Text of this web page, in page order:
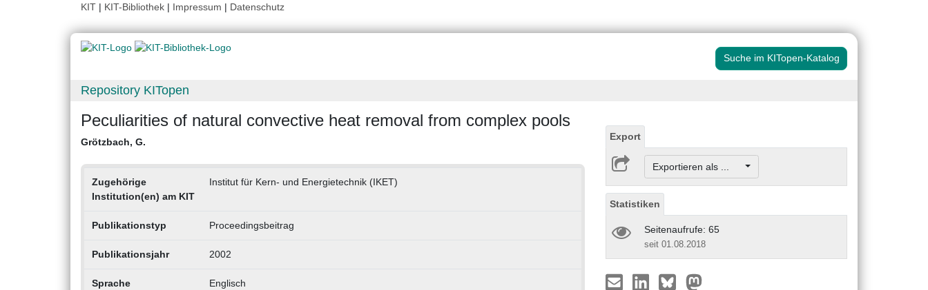
KIT | KIT-Bibliothek | Impressum | Datenschutz
Suche im KITopen-Katalog
Repository KITopen
Peculiarities of natural convective heat removal from complex pools
Grötzbach, G.
Zugehörige
Institution(en) am KIT
Institut für Kern- und Energietechnik (IKET)
Publikationstyp Proceedingsbeitrag
Publikationsjahr 2002
Sprache Englisch
Export
Exportieren als ...
Statistiken
Seitenaufrufe: 65
seit 01.08.2018